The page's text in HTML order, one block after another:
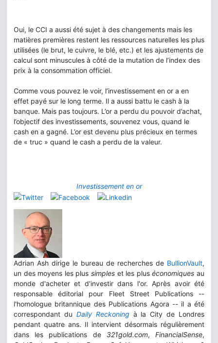
Oui, le CCI a aussi été sujet à des changements mais les
matières premières restent les ressources naturelles les plus
utilisées (le brut, le cuivre, le blé, etc.) et les ajustements de
calcul sont minuscules à côté de la mutation de l’index des
prix à la consommation officiel.
Comme vous pouvez le voir, l’investissement en or a en
effet payé sur le long terme. Il a aussi battu le cash à la
banque. Mais pas toujours. L’or a perdu du pouvoir d’achat,
l’objectif des investissements, souvenez vous, quand le
cash en a gagné. L’or est devenu plus précieux en termes
de « truc » quand le cash a perdu de la valeur.
Investissement en or
Adrian Ash dirige le bureau de recherches de BullionVault,
un des moyens les plus simples et les pluséconomiquesau
monde d'acheter et d'investir dans l'or. Après avoir été
responsable éditorial pour Fleet Street Publications --
l'homologue britannique des Publications Agora -- il a été
correspondant du Daily Reckoning à la City de Londres
pendant quatre ans. Il intervient désormais régulièrement
dans les publications de 321gold.com,FinancialSense,